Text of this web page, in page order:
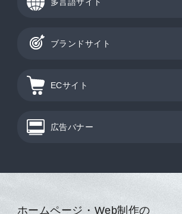
ブランドサイト
ECサイト
広告バナー
ホームページ・Web制作の